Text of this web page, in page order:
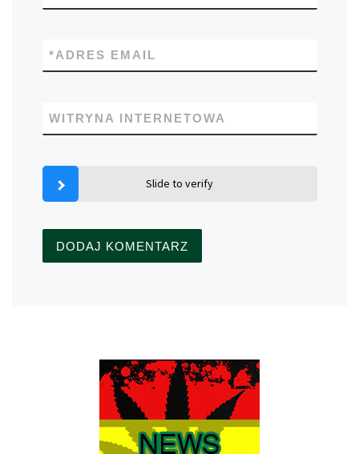
ADRES EMAIL
*
WITRYNA INTERNETOWA
Slide to verify